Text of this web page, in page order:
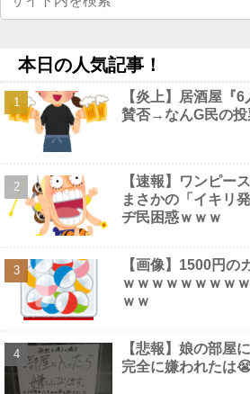
阪神 小谷野栄一、片山大樹コーチが
るやんけ！ NEW!
【食品消費税ゼロ】そんなに効果ある
【衝撃】50代女性、京大病院で脳腫瘍
摘出 2度「腫瘍ではない」と出るも続行
NEW!
【画像】 こういうお○ぱいが至高だよな
【閲覧注意】 昔のドラマのレ.●プシー
る！ NEW!
Powered by livedoor 相互RSS
本日の人気記事！
【炎上】居酒屋『
賛否→なんG民の投
【速報】ワンピー
まさかの「イキリ
ヂ民困惑ｗｗｗ
【画像】1500円の
ｗｗｗｗｗｗｗｗ
ｗｗ
【悲報】娘の部屋
完全に嫌われたは